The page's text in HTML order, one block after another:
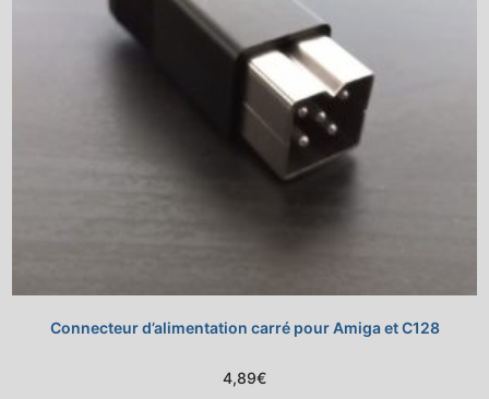
Connecteur d’alimentation carré pour Amiga et C128
4,89€